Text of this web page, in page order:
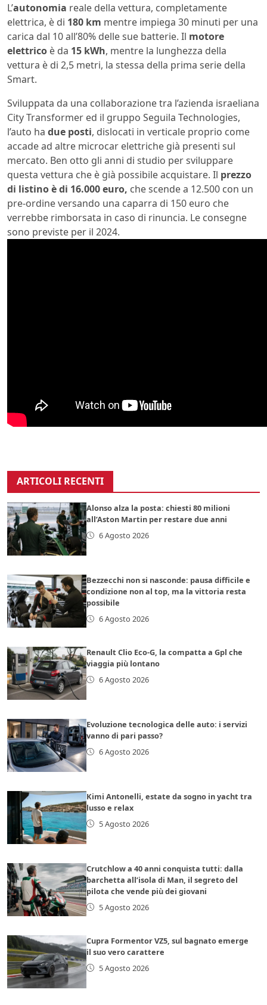
L’autonomia reale della vettura, completamente
elettrica, è di 180 km mentre impiega 30 minuti per una
carica dal 10 all’80% delle sue batterie. Il motore
elettrico è da 15 kWh, mentre la lunghezza della
vettura è di 2,5 metri, la stessa della prima serie della
Smart.
Sviluppata da una collaborazione tra l’azienda israeliana
City Transformer ed il gruppo Seguila Technologies,
l’auto ha due posti, dislocati in verticale proprio come
accade ad altre microcar elettriche già presenti sul
mercato. Ben otto gli anni di studio per sviluppare
questa vettura che è già possibile acquistare. Il prezzo
di listino è di 16.000 euro, che scende a 12.500 con un
pre-ordine versando una caparra di 150 euro che
verrebbe rimborsata in caso di rinuncia. Le consegne
sono previste per il 2024.
ARTICOLI RECENTI
Alonso alza la posta: chiesti 80 milioni
all’Aston Martin per restare due anni
6 Agosto 2026
Bezzecchi non si nasconde: pausa difficile e
condizione non al top, ma la vittoria resta
possibile
6 Agosto 2026
Renault Clio Eco-G, la compatta a Gpl che
viaggia più lontano
6 Agosto 2026
Evoluzione tecnologica delle auto: i servizi
vanno di pari passo?
6 Agosto 2026
Kimi Antonelli, estate da sogno in yacht tra
lusso e relax
5 Agosto 2026
Crutchlow a 40 anni conquista tutti: dalla
barchetta all’isola di Man, il segreto del
pilota che vende più dei giovani
5 Agosto 2026
Cupra Formentor VZ5, sul bagnato emerge
il suo vero carattere
5 Agosto 2026